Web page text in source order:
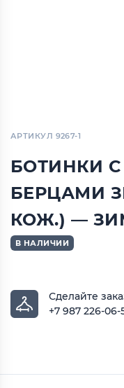
АРТИКУЛ 9267-1
БОТИНКИ
БЕРЦАМИ
КОЖ.) —
В НАЛИЧИИ
Сделайте
+7 987 226-06-